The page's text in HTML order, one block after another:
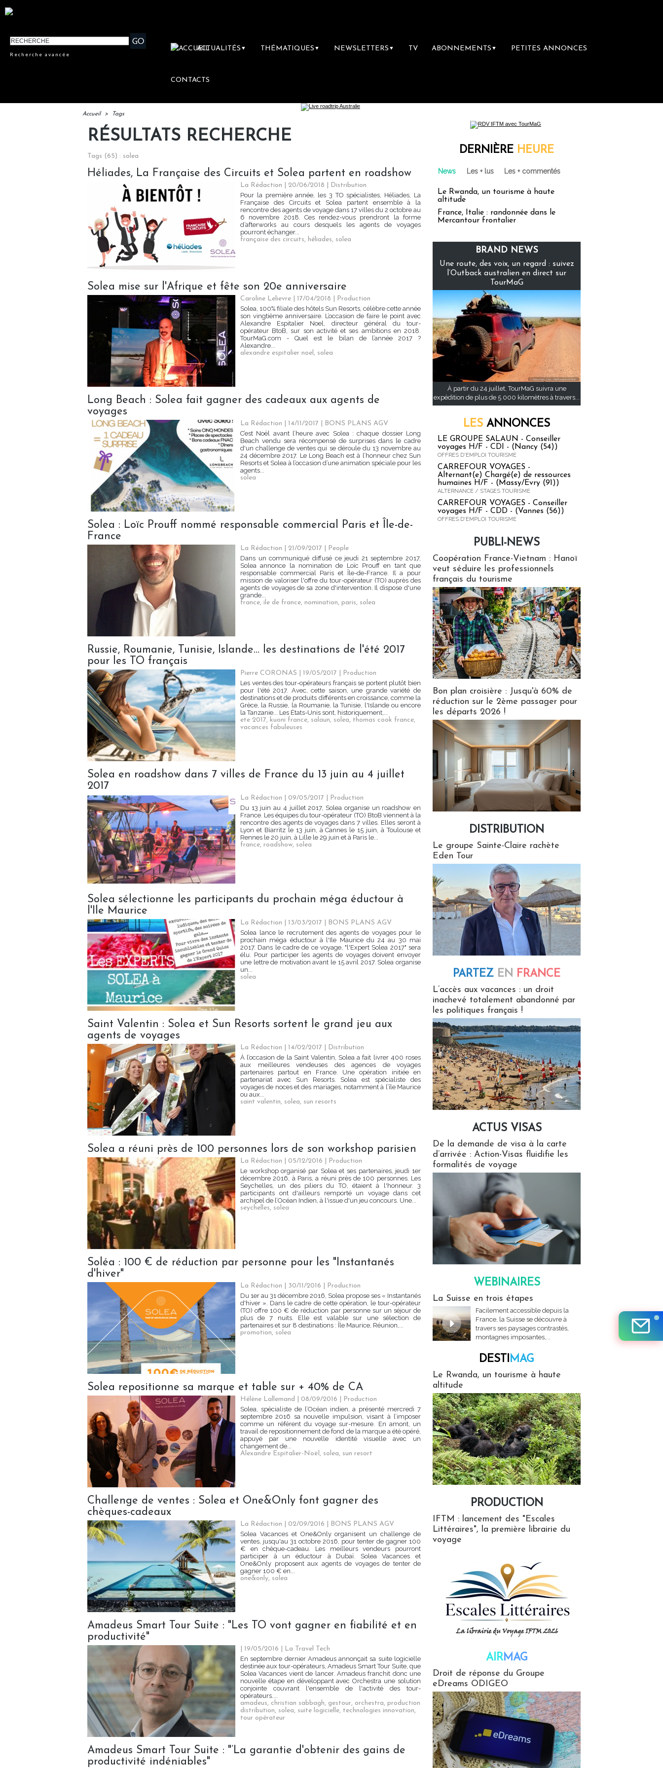
Recherche avancée
ACTUALITÉS ▼ THÉMATIQUES ▼ NEWSLETTERS ▼ TV ABONNEMENTS ▼ PETITES ANNONCES
CONTACTS
Accueil > Tags
RÉSULTATS RECHERCHE
Tags (65) : solea
Héliades, La Française des Circuits et Solea partent en roadshow
La Rédaction | 20/06/2018
Distribution
Pour la première année, les 3 TO spécialistes, Héliades, La
Française des Circuits et Solea partent ensemble à la
rencontre des agents de voyage dans 17 villes du 2 octobre au
6 novembre 2018. Ces rendez-vous prendront la forme
d’afterworks au cours desquels les agents de voyages
pourront échanger...
française des circuits, héliades, solea
Solea mise sur l'Afrique et fête son 20e anniversaire
Caroline Lelievre | 17/04/2018
Production
Solea, 100% filiale des hôtels Sun Resorts, célèbre cette année
son vingtième anniversaire. L’occasion de faire le point avec
Alexandre Espitalier Noel, directeur général du tour-
opérateur BtoB, sur son activité et ses ambitions en 2018.
TourMaG.com - Quel est le bilan de l’année 2017 ?
Alexandre...
alexandre espitalier noel, solea
Long Beach : Solea fait gagner des cadeaux aux agents de
voyages
La Rédaction | 14/11/2017
BONS PLANS AGV
C’est Noël avant l’heure avec Solea : chaque dossier Long
Beach vendu sera récompensé de surprises dans le cadre
d'un challenge de ventes qui se déroule du 13 novembre au
24 décembre 2017. Le Long Beach est à l’honneur chez Sun
Resorts et Solea à l’occasion d’une animation spéciale pour les
agents...
solea
Solea : Loïc Prouff nommé responsable commercial Paris et Île-de-
France
La Rédaction | 21/09/2017
People
Dans un communiqué diffusé ce jeudi 21 septembre 2017,
Solea annonce la nomination de Loïc Prouff en tant que
responsable commercial Paris et Île-de-France. Il a pour
mission de valoriser l'offre du tour-opérateur (TO) auprès des
agents de voyages de sa zone d'intervention. Il dispose d'une
grande...
france, ile de france, nomination, paris, solea
Russie, Roumanie, Tunisie, Islande... les destinations de l'été 2017
pour les TO français
Pierre CORONAS | 19/05/2017
Production
Les ventes des tour-opérateurs français se portent plutôt bien
pour l'été 2017. Avec, cette saison, une grande variété de
destinations et de produits différents en croissance, comme la
Grèce, la Russie, la Roumanie, la Tunisie, l'Islande ou encore
la Tanzanie... Les États-Unis sont, historiquement,...
ete 2017, kuoni france, salaun, solea, thomas cook france,
vacances fabuleuses
Solea en roadshow dans 7 villes de France du 13 juin au 4 juillet
2017
La Rédaction | 09/05/2017
Production
Du 13 juin au 4 juillet 2017, Solea organise un roadshow en
France. Les équipes du tour-opérateur (TO) BtoB viennent à la
rencontre des agents de voyages dans 7 villes. Elles seront à
Lyon et Biarritz le 13 juin, à Cannes le 15 juin, à Toulouse et
Rennes le 20 juin, à Lille le 29 juin et à Paris le...
france, roadshow, solea
Solea sélectionne les participants du prochain méga éductour à
l'Ile Maurice
La Rédaction | 13/03/2017
BONS PLANS AGV
Solea lance le recrutement des agents de voyages pour le
prochain méga éductour à l'Ile Maurice du 24 au 30 mai
2017. Dans le cadre de ce voyage, "l'Expert Solea 2017" sera
élu. Pour participer les agents de voyages doivent envoyer
une lettre de motivation avant le 15 avril 2017. Solea organise
un...
solea
Saint Valentin : Solea et Sun Resorts sortent le grand jeu aux
agents de voyages
La Rédaction | 14/02/2017
Distribution
À l’occasion de la Saint Valentin, Solea a fait livrer 400 roses
aux meilleures vendeuses des agences de voyages
partenaires partout en France. Une opération initiée en
partenariat avec Sun Resorts. Solea est spécialiste des
voyages de noces et des mariages, notamment à l’île Maurice
ou aux...
saint valentin, solea, sun resorts
Solea a réuni près de 100 personnes lors de son workshop parisien
La Rédaction | 05/12/2016
Production
Le workshop organisé par Solea et ses partenaires, jeudi 1er
décembre 2016, à Paris, a réuni près de 100 personnes. Les
Seychelles, un des piliers du TO, étaient à l'honneur. 3
participants ont d'ailleurs remporté un voyage dans cet
archipel de l’Océan Indien, à l'issue d'un jeu concours. Une...
seychelles, solea
Soléa : 100 € de réduction par personne pour les "Instantanés
d'hiver"
La Rédaction | 30/11/2016
Production
Du 1er au 31 décembre 2016, Solea propose ses « Instantanés
d'hiver ». Dans le cadre de cette opération, le tour-opérateur
(TO) offre 100 € de réduction par personne sur un séjour de
plus de 7 nuits. Elle est valable sur une sélection de
partenaires et sur 8 destinations : Île Maurice, Réunion,...
promotion, solea
Solea repositionne sa marque et table sur + 40% de CA
Hélène Lallemand | 08/09/2016
Production
Solea, spécialiste de l’Océan indien, a présenté mercredi 7
septembre 2016 sa nouvelle impulsion, visant à l’imposer
comme un référent du voyage sur-mesure. En amont, un
travail de repositionnement de fond de la marque a été opéré,
appuyé par une nouvelle identité visuelle avec un
changement de...
Alexandre Espitalier-Noël, solea, sun resort
Challenge de ventes : Solea et One&Only font gagner des
chèques-cadeaux
La Rédaction | 02/09/2016
BONS PLANS AGV
Solea Vacances et One&Only organisent un challenge de
ventes, jusqu'au 31 octobre 2016, pour tenter de gagner 100
€ en chèque-cadeau. Les meilleurs vendeurs pourront
participer à un éductour à Dubaï. Solea Vacances et
One&Only proposent aux agents de voyages de tenter de
gagner 100 € en...
one&only, solea
Amadeus Smart Tour Suite : "Les TO vont gagner en fiabilité et en
productivité"
| 19/05/2016
La Travel Tech
En septembre dernier Amadeus annonçait sa suite logicielle
destinée aux tour-opérateurs, Amadeus Smart Tour Suite, que
Solea Vacances vient de lancer. Amadeus franchit donc une
nouvelle étape en développant avec Orchestra une solution
conjointe couvrant l'ensemble de l'activité des tour-
opérateurs....
amadeus, christian sabbagh, gestour, orchestra, production
distribution, solea, suite logicielle, technologies innovation,
tour opérateur
Amadeus Smart Tour Suite : "’La garantie d'obtenir des gains de
productivité indéniables"
DERNIÈRE HEURE
News Les + lus Les + commentés
Le Rwanda, un tourisme à haute
altitude
France, Italie : randonnée dans le
Mercantour frontalier
BRAND NEWS
Une route, des voix, un regard : suivez
l’Outback australien en direct sur
TourMaG
À partir du 24 juillet, TourMaG suivra une
expédition de plus de 5 000 kilomètres à travers...
LES ANNONCES
LE GROUPE SALAUN - Conseiller
voyages H/F - CDI - (Nancy (54))
OFFRES D'EMPLOI TOURISME
CARREFOUR VOYAGES -
Alternant(e) Chargé(e) de ressources
humaines H/F - (Massy/Evry (91))
ALTERNANCE / STAGES TOURISME
CARREFOUR VOYAGES - Conseiller
voyages H/F - CDD - (Vannes (56))
OFFRES D'EMPLOI TOURISME
PUBLI-NEWS
Coopération France-Vietnam : Hanoï
veut séduire les professionnels
français du tourisme
Bon plan croisière : Jusqu'à 60% de
réduction sur le 2ème passager pour
les départs 2026 !
DISTRIBUTION
Le groupe Sainte-Claire rachète
Eden Tour
PARTEZ EN FRANCE
L’accès aux vacances : un droit
inachevé totalement abandonné par
les politiques français !
ACTUS VISAS
De la demande de visa à la carte
d’arrivée : Action-Visas fluidifie les
formalités de voyage
WEBINAIRES
La Suisse en trois étapes
Facilement accessible depuis la
France, la Suisse se découvre à
travers ses paysages contrastés,
montagnes imposantes,...
DESTIMAG
Le Rwanda, un tourisme à haute
altitude
PRODUCTION
IFTM : lancement des "Escales
Littéraires", la première librairie du
voyage
AIRMAG
Droit de réponse du Groupe
eDreams ODIGEO